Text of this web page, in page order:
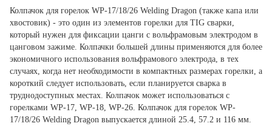
Колпачок для горелок WP-17/18/26 Welding Dragon (также капа или
хвостовик) - это один из элементов горелки для TIG сварки,
который нужен для фиксации цанги с вольфрамовым электродом в
цанговом зажиме. Колпачки большей длины применяются для более
экономичного использования вольфрамового электрода, в тех
случаях, когда нет необходимости в компактных размерах горелки, а
короткий следует использовать, если планируется сварка в
труднодоступных местах. Колпачок может использоваться с
горелками WP-17, WP-18, WP-26. Колпачок для горелок WP-
17/18/26 Welding Dragon выпускается длиной 25.4, 57.2 и 116 мм.